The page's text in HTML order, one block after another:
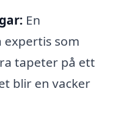
En
som
tapeter på ett
blir en vacker